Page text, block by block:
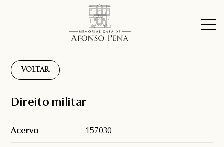
VOLTAR
Direito militar
Acervo 157030